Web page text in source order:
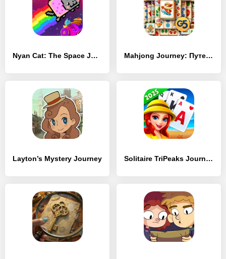
Nyan Cat: The Space Journey Mahjong Journey: Путешествие
Layton’s Mystery Journey Solitaire TriPeaks Journey